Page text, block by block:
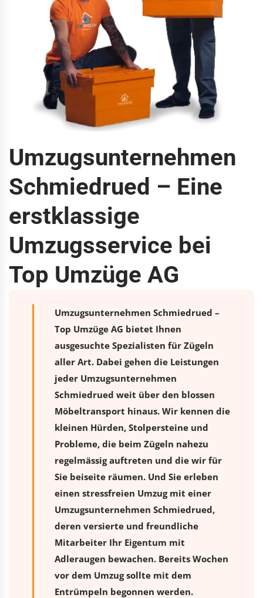
Umzugsunternehmen
Schmiedrued – Eine
erstklassige
Umzugsservice bei
Top Umzüge AG
Umzugsunternehmen Schmiedrued –
Top Umzüge AG bietet Ihnen
ausgesuchte Spezialisten für Zügeln
aller Art. Dabei gehen die Leistungen
jeder Umzugsunternehmen
Schmiedrued weit über den blossen
Möbeltransport hinaus. Wir kennen die
kleinen Hürden, Stolpersteine und
Probleme, die beim Zügeln nahezu
regelmässig auftreten und die wir für
Sie beiseite räumen. Und Sie erleben
einen stressfreien Umzugmit einer
Umzugsunternehmen Schmiedrued,
deren versierte und freundliche
Mitarbeiter Ihr Eigentum mit
Adleraugen bewachen. Bereits Wochen
vor dem Umzug sollte mit dem
Entrümpeln begonnen werden.